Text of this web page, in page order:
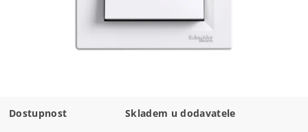
Dostupnost Skladem u dodavatele